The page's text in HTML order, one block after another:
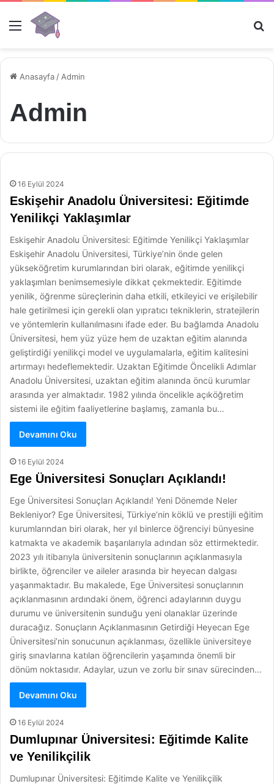
Menü
Anasayfa / Admin
Admin
16 Eylül 2024
Eskişehir Anadolu Üniversitesi: Eğitimde
Yenilikçi Yaklaşımlar
Eskişehir Anadolu Üniversitesi: Eğitimde Yenilikçi Yaklaşımlar
Eskişehir Anadolu Üniversitesi, Türkiye’nin önde gelen
yükseköğretim kurumlarından biri olarak, eğitimde yenilikçi
yaklaşımları benimsemesiyle dikkat çekmektedir. Eğitimde
yenilik, öğrenme süreçlerinin daha etkili, etkileyici ve erişilebilir
hale getirilmesi için gerekli olan yıpratıcı tekniklerin, stratejilerin
ve yöntemlerin kullanılmasını ifade eder. Bu bağlamda Anadolu
Üniversitesi, hem yüz yüze hem de uzaktan eğitim alanında
geliştirdiği yenilikçi model ve uygulamalarla, eğitim kalitesini
artırmayı hedeflemektedir. Uzaktan Eğitimde Öncelikli Adımlar
Anadolu Üniversitesi, uzaktan eğitim alanında öncü kurumlar
arasında yer almaktadır. 1982 yılında öncelikle açıköğretim
sistemi ile eğitim faaliyetlerine başlamış, zamanla bu…
Devamını Oku
16 Eylül 2024
Ege Üniversitesi Sonuçları Açıklandı!
Ege Üniversitesi Sonuçları Açıklandı! Yeni Dönemde Neler
Bekleniyor? Ege Üniversitesi, Türkiye’nin köklü ve prestijli eğitim
kurumlarından biri olarak, her yıl binlerce öğrenciyi bünyesine
katmakta ve akademik başarılarıyla adından söz ettirmektedir.
2023 yılı itibarıyla üniversitenin sonuçlarının açıklanmasıyla
birlikte, öğrenciler ve aileler arasında bir heyecan dalgası
yaşanmaktadır. Bu makalede, Ege Üniversitesi sonuçlarının
açıklanmasının ardındaki önem, öğrenci adaylarının duygu
durumu ve üniversitenin sunduğu yeni olanaklar üzerinde
duracağız. Sonuçların Açıklanmasının Getirdiği Heyecan Ege
Üniversitesi’nin sonucunun açıklanması, özellikle üniversiteye
giriş sınavlarına katılan öğrencilerin yaşamında önemli bir
dönüm noktasıdır. Adaylar, uzun ve zorlu bir sınav sürecinden…
Devamını Oku
16 Eylül 2024
Dumlupınar Üniversitesi: Eğitimde Kalite
ve Yenilikçilik
Dumlupınar Üniversitesi: Eğitimde Kalite ve Yenilikçilik